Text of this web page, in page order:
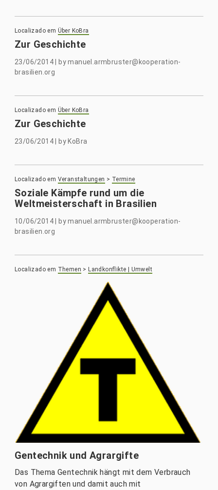
Localizado em Über KoBra
Zur Geschichte
23/06/2014 bymanuel.armbruster@kooperation-
brasilien.org
Localizado em Über KoBra
Zur Geschichte
23/06/2014 by KoBra
Localizado em Veranstaltungen > Termine
Soziale Kämpfe rund um die
Weltmeisterschaft in Brasilien
10/06/2014 bymanuel.armbruster@kooperation-
brasilien.org
Localizado em Themen > Landkonflikte | Umwelt
Gentechnik und Agrargifte
Das Thema Gentechnik hängt mit dem Verbrauch
von Agrargiften und damit auch mit